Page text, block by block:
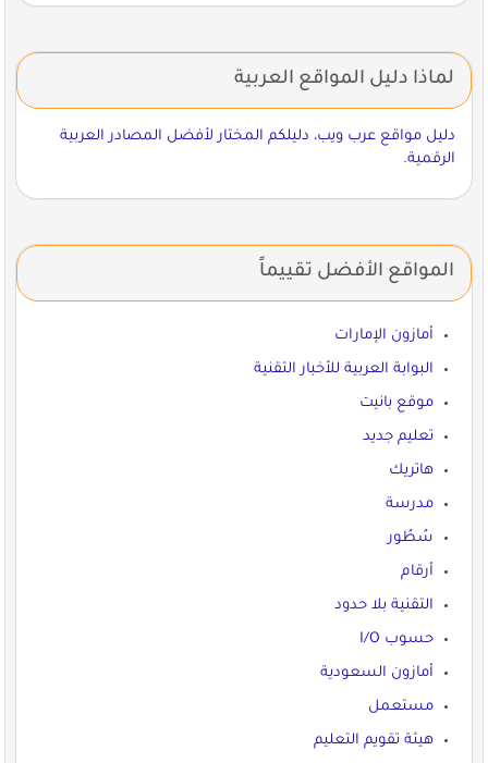
لماذا دليل المواقع العربية
دليل مواقع عرب ويب، دليلكم المختار لأفضل المصادر العربية
الرقمية.
المواقع الأفضل تقييماً
أمازون الإمارات
البوابة العربية للأخبار التقنية
موقع بانيت
تعليم جديد
هاتريك
مدرسة
سُطُور
أرقام
التقنية بلا حدود
حسوب I/O
أمازون السعودية
مستعمل
هيئة تقويم التعليم